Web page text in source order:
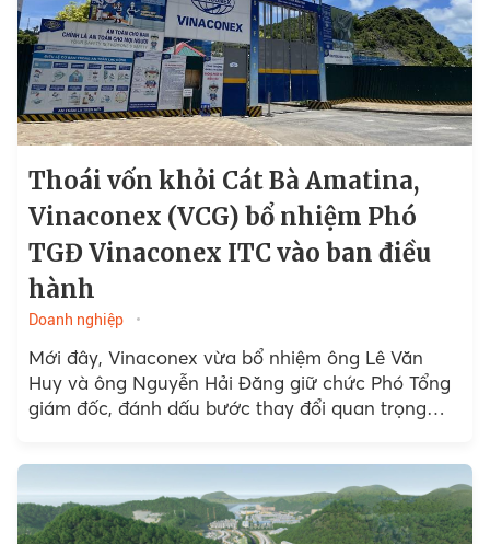
Thoái vốn khỏi Cát Bà Amatina,
Vinaconex (VCG) bổ nhiệm Phó
TGĐ Vinaconex ITC vào ban điều
hành
Doanh nghiệp
Mới đây, Vinaconex vừa bổ nhiệm ông Lê Văn
Huy và ông Nguyễn Hải Đăng giữ chức Phó Tổng
giám đốc, đánh dấu bước thay đổi quan trọng